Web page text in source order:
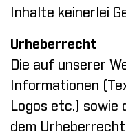
Inhalte keinerlei
Urheberrecht
Die auf unserer
Informationen
Logos etc.)
dem